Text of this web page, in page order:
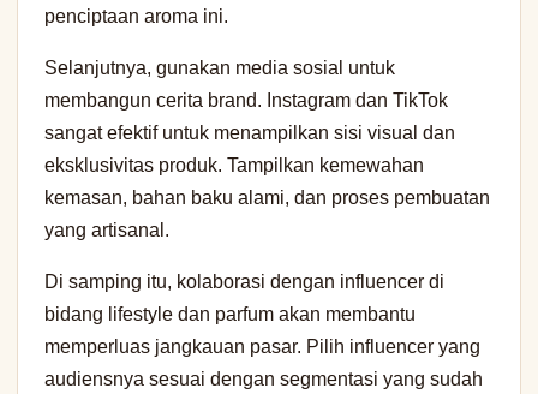
penciptaan aroma ini.
Selanjutnya, gunakan media sosial untuk
membangun cerita brand. Instagram dan TikTok
sangat efektif untuk menampilkan sisi visual dan
eksklusivitas produk. Tampilkan kemewahan
kemasan, bahan baku alami, dan proses pembuatan
yang artisanal.
Di samping itu, kolaborasi dengan influencer di
bidang lifestyle dan parfum akan membantu
memperluas jangkauan pasar. Pilih influencer yang
audiensnya sesuai dengan segmentasi yang sudah